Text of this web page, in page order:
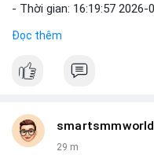
- Thời gian: 16:19:57 2026-
Nhận định phân tích hành
chuyển trong một giao
tích trữ dài hạn, hoặc
bán trên sàn. Nếu dòng
Đọc thêm
29 m